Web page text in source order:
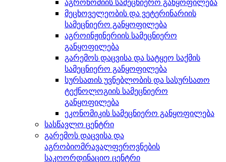
მეცხოველეობის და ვეტერინარიის
სამეცნიერო განყოფილება
აგროინჟინერიის სამეცნიერო
განყოფილება
გარემოს დაცვისა და სატყეო საქმის
სამეცნიერო განყოფილება
სურსათის უვნებლობის და სასურსათო
ტექნოლოგიის სამეცნიერო
განყოფილება
ეკონომიკის სამეცნიერო განყოფილება
სასწავლო ცენტრი
გარემოს დაცვისა და
აგრობიომრავალფეროვნების
საკოორდინაციო ცენტრი